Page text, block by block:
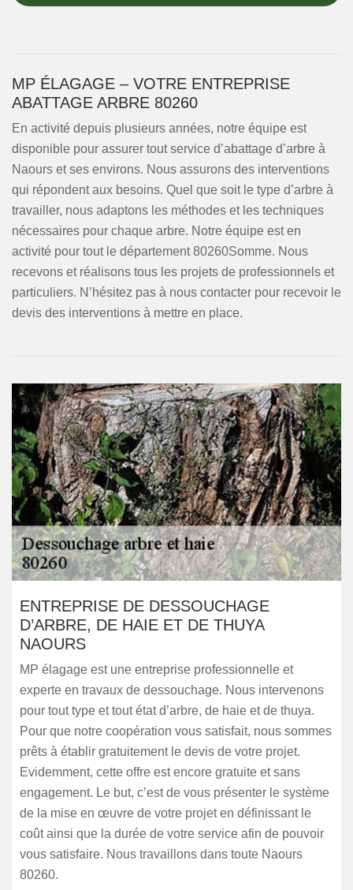
MP ÉLAGAGE – VOTRE ENTREPRISE
ABATTAGE ARBRE 80260
En activité depuis plusieurs années, notre équipe est
disponible pour assurer tout service d’abattage d’arbre à
Naours et ses environs. Nous assurons des interventions
qui répondent aux besoins. Quel que soit le type d’arbre à
travailler, nous adaptons les méthodes et les techniques
nécessaires pour chaque arbre. Notre équipe est en
activité pour tout le département 80260Somme. Nous
recevons et réalisons tous les projets de professionnels et
particuliers. N’hésitez pas à nous contacter pour recevoir le
devis des interventions à mettre en place.
ENTREPRISE DE DESSOUCHAGE
D’ARBRE, DE HAIE ET DE THUYA
NAOURS
MP élagage est une entreprise professionnelle et
experte en travaux de dessouchage. Nous intervenons
pour tout type et tout état d’arbre, de haie et de thuya.
Pour que notre coopération vous satisfait, nous sommes
prêts à établir gratuitement le devis de votre projet.
Evidemment, cette offre est encore gratuite et sans
engagement. Le but, c’est de vous présenter le système
de la mise en œuvre de votre projet en définissant le
coût ainsi que la durée de votre service afin de pouvoir
vous satisfaire. Nous travaillons dans toute Naours
80260.